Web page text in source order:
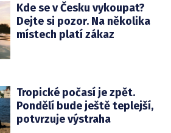
Kde se v Česku vykoupat?
Dejte si pozor. Na několika
místech platí zákaz
Tropické počasí je zpět.
Pondělí bude ještě teplejší,
potvrzuje výstraha